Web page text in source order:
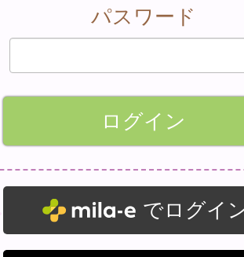
パスワード
でログイ